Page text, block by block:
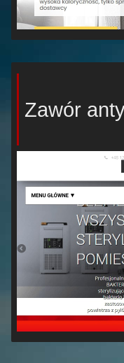
Zawór